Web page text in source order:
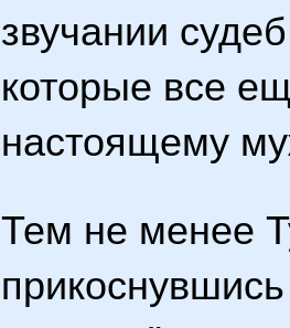
звучании
которые все
настоящему
Тем не менее